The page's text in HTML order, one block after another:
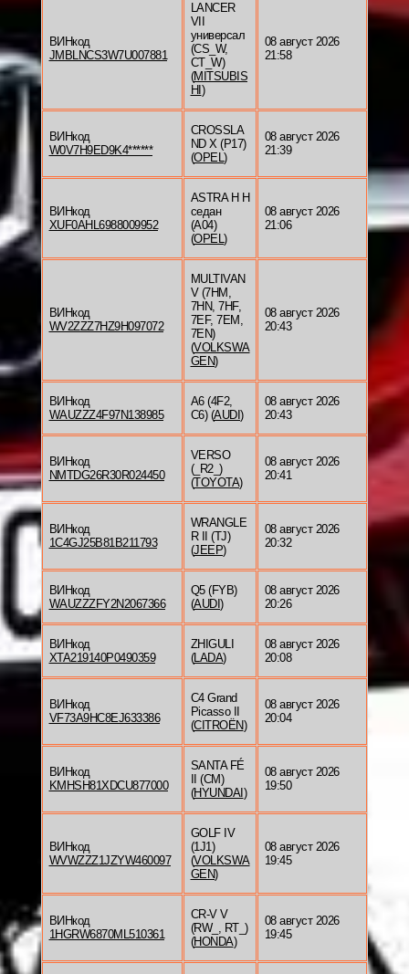
ВИНкод
JMBLNCS3W7U007881
LANCER
VII
универсал
(CS_W,
CT_W)
(MITSUBIS
HI )
08 август 2026
21:58
ВИНкод
W0V7H9ED9K4******
CROSSLA
ND X (P17)
(OPEL)
08 август 2026
21:39
ВИНкод
XUF0AHL6988009952
ASTRA H H
седан
(A04)
(OPEL)
08 август 2026
21:06
ВИНкод
WV2ZZZ7HZ9H097072
MULTIVAN
V (7HM,
7HN, 7HF,
7EF, 7EM,
7EN)
(VOLKSWA
GEN)
08 август 2026
20:43
ВИНкод
WAUZZZ4F97N138985
A6 (4F2,
C6) (AUDI )
08 август 2026
20:43
ВИНкод
NMTDG26R30R024450
VERSO
(_R2_)
(TOYOTA)
08 август 2026
20:41
ВИНкод
1C4GJ25B81B211793
WRANGLE
R II (TJ)
(JEEP)
08 август 2026
20:32
ВИНкод
WAUZZZFY2N2067366
Q5 (FYB)
(AUDI )
08 август 2026
20:26
ВИНкод
XTA219140P0490359
ZHIGULI
(LADA)
08 август 2026
20:08
ВИНкод
VF73A9HC8EJ633386
C4 Grand
Picasso II
(CITROËN)
08 август 2026
20:04
ВИНкод
KMHSH81XDCU877000
SANTA FÉ
II (CM)
(HYUNDAI )
08 август 2026
19:50
ВИНкод
WVWZZZ1JZYW460097
GOLF IV
(1J1)
(VOLKSWA
GEN)
08 август 2026
19:45
ВИНкод
1HGRW6870ML510361
CR-V V
(RW_, RT_)
(HONDA)
08 август 2026
19:45